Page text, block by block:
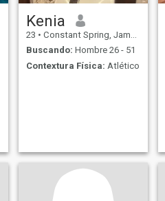
Kenia
23 • Constant Spring, Jamaica, Jamaica
Buscando: Hombre 26 - 51
Contextura Física: Atlético